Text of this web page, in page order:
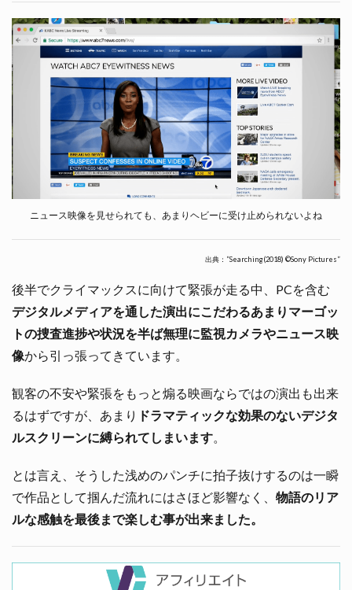
ニュース映像を見せられても、あまりヘビーに受け止められないよね
出典：”Searching(2018) ©Sony Pictures”
後半でクライマックスに向けて緊張が走る中、PCを含む
デジタルメディアを通した演出にこだわるあまりマーゴッ
トの捜査進捗や状況を半ば無理に監視カメラやニュース映
像から引っ張ってきています。
観客の不安や緊張をもっと煽る映画ならではの演出も出来
るはずですが、あまり ドラマティックな効果のないデジタ
ルスクリーンに縛られてしまいます。
とは言え、そうした浅めのパンチに拍子抜けするのは一瞬
で作品として掴んだ流れにはさほど影響なく、 物語のリア
ルな感触を最後まで楽しむ事が出来ました。